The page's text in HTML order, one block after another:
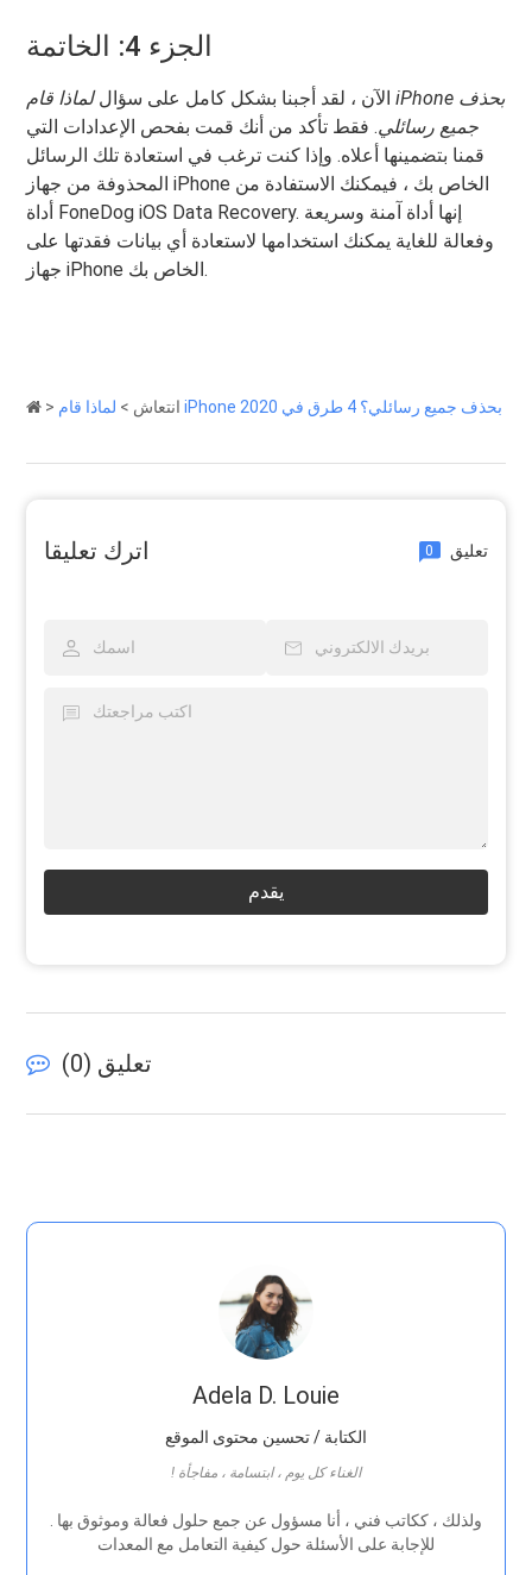
الجزء 4: الخاتمة
الآن ، لقد أجبنا بشكل كامل على سؤاللماذا قام iPhone بحذف
جميع رسائلي. فقط تأكد من أنك قمت بفحص الإعدادات التي
قمنا بتضمينها أعلاه. وإذا كنت ترغب في استعادة تلك الرسائل
المحذوفة من جهاز iPhone الخاص بك ، فيمكنك الاستفادة من
أداة FoneDog iOS Data Recovery. إنها أداة آمنة وسريعة
وفعالة للغاية يمكنك استخدامها لاستعادة أي بيانات فقدتها على
جهاز iPhone الخاص بك.
> انتعاش > لماذا قام iPhone بحذف جميع رسائلي؟ 4 طرق في 2020
اترك تعليقا 0 تعليق
يقدم
تعليق ( 0
)
Adela D. Louie
الكتابة / تحسين محتوى الموقع
! الغناء كل يوم ، ابتسامة ، مفاجأة
للإجابة على الأسئلة حول كيفية التعامل مع المعدات